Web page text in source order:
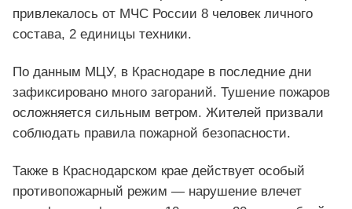
привлекалось от МЧС России 8 человек личного
состава, 2 единицы техники.
По данным МЦУ, в Краснодаре в последние дни
зафиксировано много загораний. Тушение пожаров
осложняется сильным ветром. Жителей призвали
соблюдать правила пожарной безопасности.
Также в Краснодарском крае действует особый
противопожарный режим — нарушение влечет